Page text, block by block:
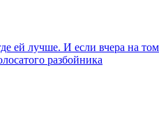
ей лучше. И если вчера на
разбойника